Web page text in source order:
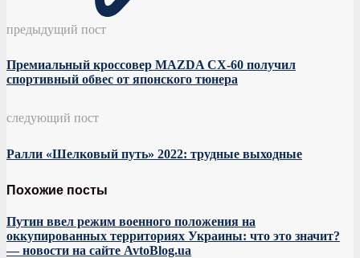
предыдущий пост
Премиальный кроссовер MAZDA CX-60 получил
спортивный обвес от японского тюнера
следующий пост
Ралли «Шелковый путь» 2022: трудные выходные
Похожие посты
Путин ввел режим военного положения на
оккупированных территориях Украины: что это значит?
— новости на сайте AvtoBlog.ua